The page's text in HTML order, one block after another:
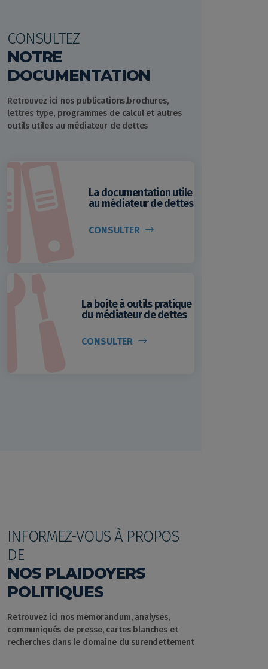
CONSULTEZ
NOTRE
DOCUMENTATION
Retrouvez ici nos publications,brochures,
lettres type, programmes de calcul et autres
outils utiles au médiateur de dettes
La documentation utile
au médiateur de dettes
CONSULTER
La boite à outils pratique
du médiateur de dettes
CONSULTER
INFORMEZ-VOUS À PROPOS
DE
NOS PLAIDOYERS
POLITIQUES
Retrouvez ici nos memorandum, analyses,
communiqués de presse, cartes blanches et
recherches dans le domaine du surendettement